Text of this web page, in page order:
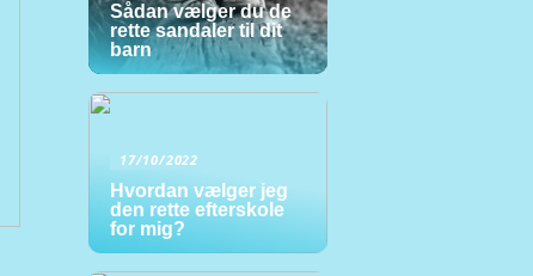
Sådan vælger du de
rette sandaler til dit
barn
17/10/2022
Hvordan vælger jeg
den rette efterskole
for mig?